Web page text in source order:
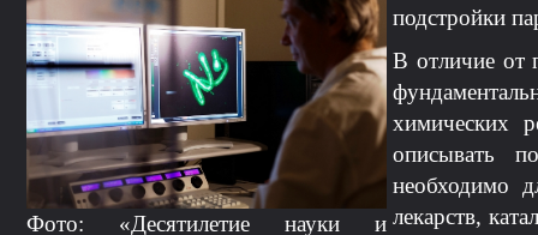
Фото: «Десятилетие науки и
подстройки
В отличие от
химических
описывать
необходимо
лекарств,